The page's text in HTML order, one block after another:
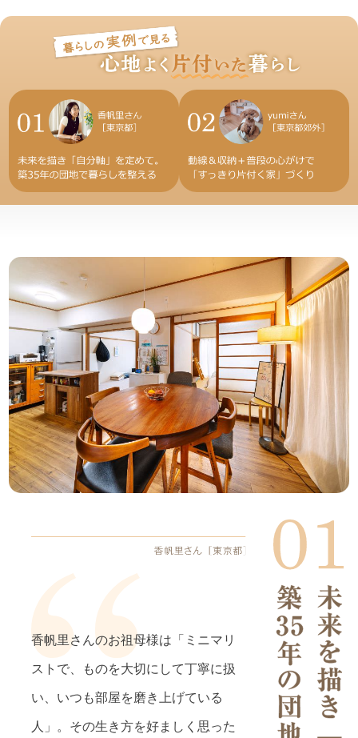
香帆里さんのお祖母様は「ミニマリ
ストで、ものを大切にして丁寧に扱
い、いつも部屋を磨き上げている
人」。その生き方を好ましく思った